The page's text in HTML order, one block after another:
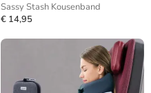
Sassy Stash Kousenband
€ 14,95